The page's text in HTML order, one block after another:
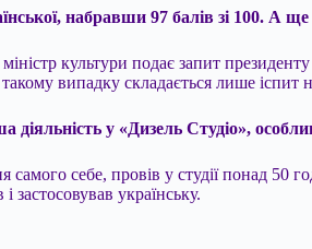
набравши 97 балів зі 100. А ще
культури подає запит
випадку складається лише іспит
у «Дизель Студіо»,
себе, провів у студії понад 50
українську.